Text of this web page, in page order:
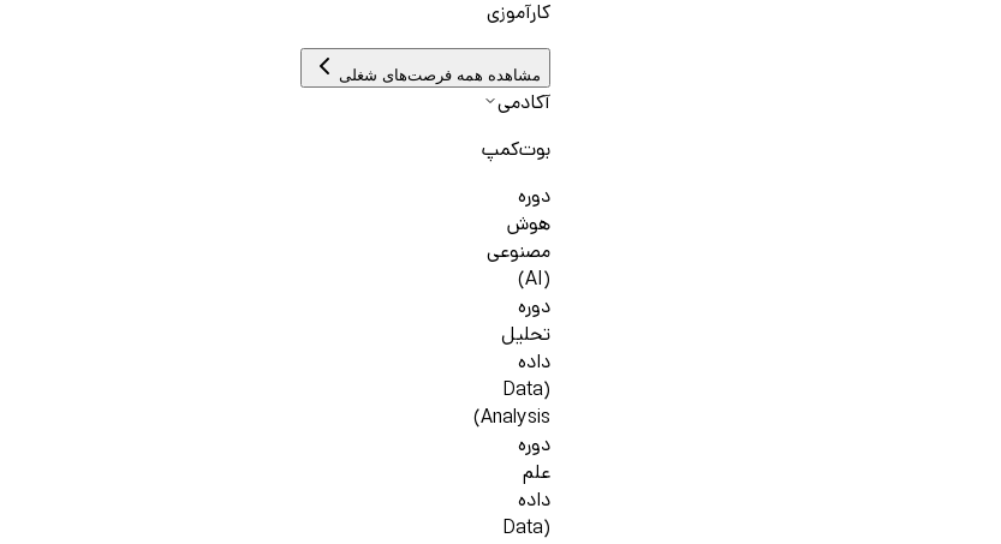
کارآموزی
مشاهده همه فرصت‌های شغلی
آکادمی
بوت‌کمپ
دوره
هوش
مصنوعی
(AI)
دوره
تحلیل
داده
(Data
Analysis)
دوره
علم
داده
(Data